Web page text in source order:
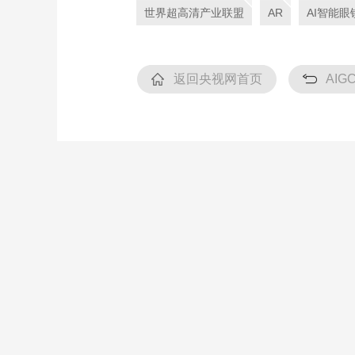
世界超高清产业联盟 AR AI智能眼
返回央视网首页